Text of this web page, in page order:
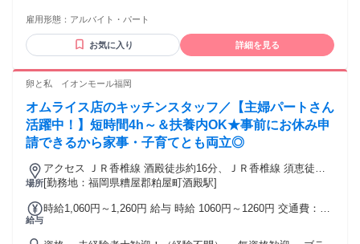
食はもちろん、以前販売や接客の 経験があるという方も大歓
迎 「フリーターから正社員デビューしたい方」 「ガチガチの
マニュアルより、自分らしくワイワイ働きたい方」 「安定し
います▼ ・声の大きさには自信アリ！な方 ・忙しい時こそ
流した部活動のように 仲間との達成感を味わいたい方 ・生活
費のため、欲しいものがある、 留学資金を貯めたい、 など、
稼ぐ目的が明確な方 今は当てはまらなくても、 やりたい！と
いう気持ちがあれば 大歓迎です！ ▼このバイトで、 将来役
立つこんな力が身につく！ ・社会に出ても通用する「気配
り・目配り」 ・複数のことを同時にこなす 「仕事の処理能
ション能力」 ・トラブルにも冷静に対応できる 「問題解決能
ク」 「ShinShinで働いてた自分なら、 他のどこでもやってい
雇用形態： アルバイト・パート
お気に入り 詳細を見る
卵と私 イオンモール福岡
オムライス店のキッチンスタッフ／【主婦パートさん
活躍中！】短時間4h～＆扶養内OK★事前にお休み申
請できるから家事・子育てとも両立◎
場所
アクセス ＪＲ香椎線 酒殿徒歩約16分、ＪＲ香椎線 須恵徒歩
約27分 博多駅：博多バスターミナル 「イオンモール福岡」行
[勤務地：福岡県糟屋郡粕屋町酒殿駅]
給与
時給1,060円～1,260円 給与 時給 1060円～1260円 交通費：交